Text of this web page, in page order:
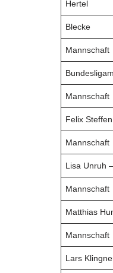
Hertel
Blecke
Mannschaft
Mannschaft
Felix
Mannschaft
Lisa Unruh
Mannschaft
Matthias
Mannschaft
Lars